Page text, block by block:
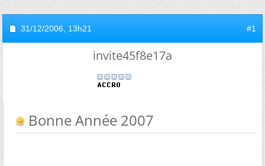
31/12/2006, 13h21 #1
invite45f8e17a
Bonne Année 2007